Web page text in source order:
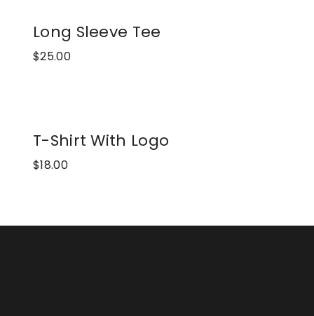
Long Sleeve Tee
$25.00
T-Shirt With Logo
$18.00